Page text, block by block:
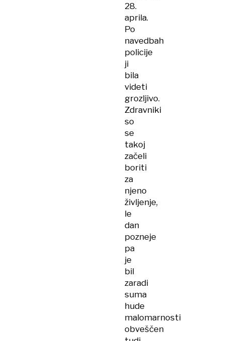
28.
aprila.
Po
navedbah
policije
ji
bila
videti
grozljivo.
Zdravniki
so
se
takoj
začeli
boriti
za
njeno
življenje,
le
dan
pozneje
pa
je
bil
zaradi
suma
hude
malomarnosti
obveščen